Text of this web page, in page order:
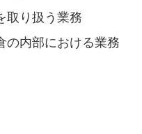
取り扱う業務
の内部における業務